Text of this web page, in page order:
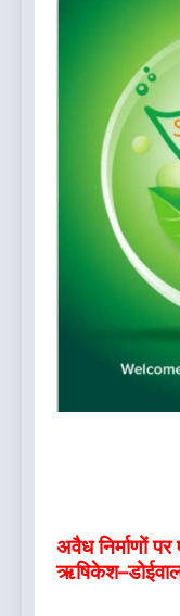
अवैध निर्माणों